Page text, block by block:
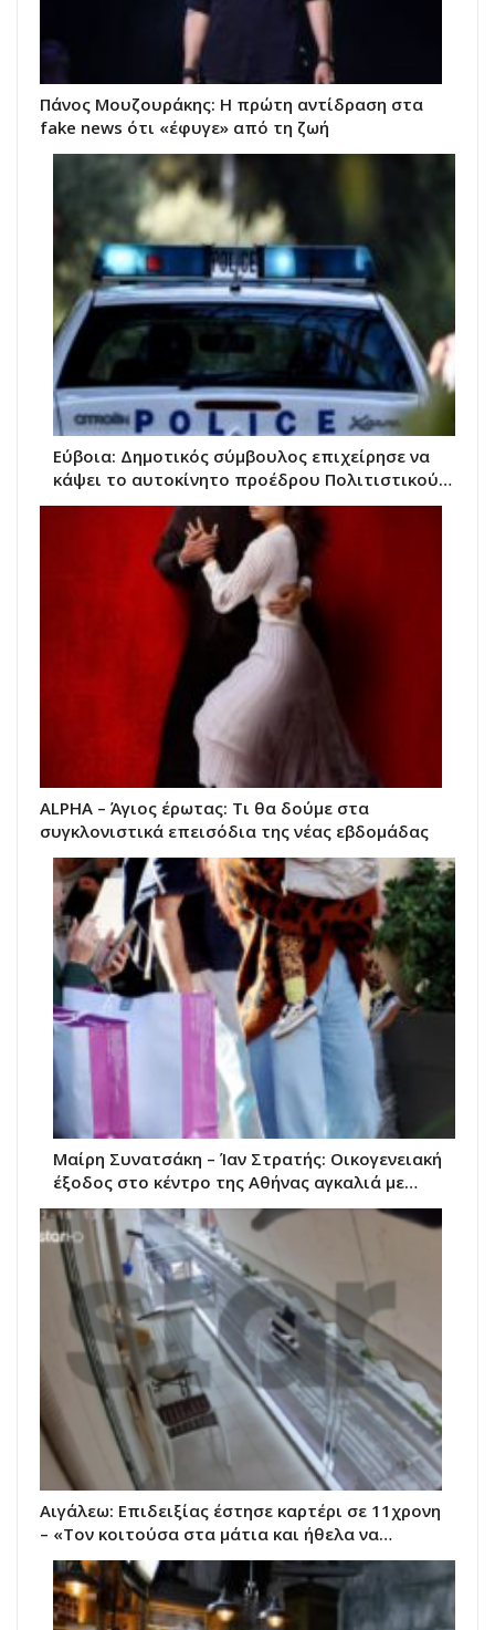
Πάνος Μουζουράκης: Η πρώτη αντίδραση στα
fake news ότι «έφυγε» από τη ζωή
Εύβοια: Δημοτικός σύμβουλος επιχείρησε να
κάψει το αυτοκίνητο προέδρου Πολιτιστικού…
ALPHA – Άγιος έρωτας: Τι θα δούμε στα
συγκλονιστικά επεισόδια της νέας εβδομάδας
Μαίρη Συνατσάκη – Ίαν Στρατής: Οικογενειακή
έξοδος στο κέντρο της Αθήνας αγκαλιά με…
Αιγάλεω: Επιδειξίας έστησε καρτέρι σε 11χρονη
– «Τον κοιτούσα στα μάτια και ήθελα να…